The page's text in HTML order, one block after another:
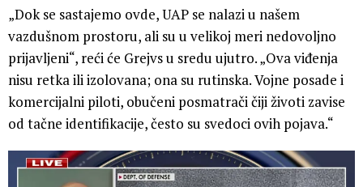
„Dok se sastajemo ovde, UAP se nalazi u našem
vazdušnom prostoru, ali su u velikoj meri nedovoljno
prijavljeni“, reći će Grejvs u sredu ujutro. „Ova viđenja
nisu retka ili izolovana; ona su rutinska. Vojne posade i
komercijalni piloti, obučeni posmatrači čiji životi zavise
od tačne identifikacije, često su svedoci ovih pojava.“